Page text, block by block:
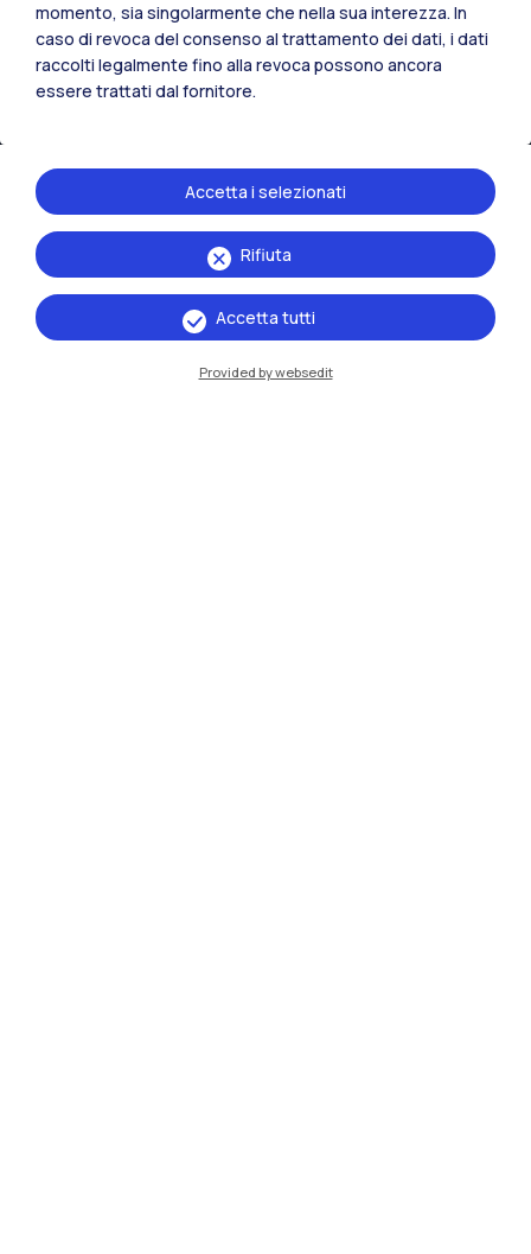
IT EN
momento, sia singolarmente che nella sua interezza. In
caso di revoca del consenso al trattamento dei dati, i dati
raccolti legalmente fino alla revoca possono ancora
essere trattati dal fornitore.
Rifiuta
Accetta i selezionati
Accetta tutti
Provided by websedit